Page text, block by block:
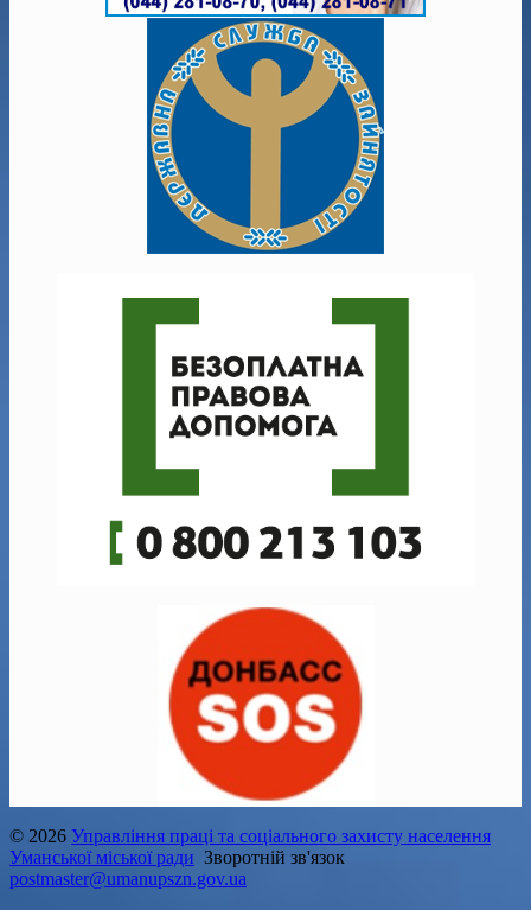
© 2026 Управління праці та соціального захисту населення
Уманської міської ради Зворотній зв'язок
postmaster@umanupszn.gov.ua